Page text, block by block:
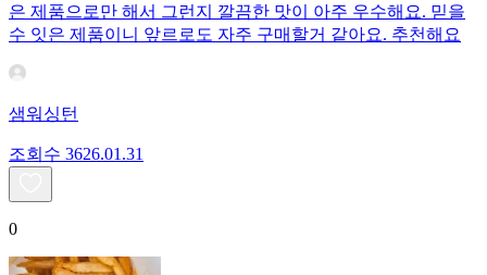
은 제품으로만 해서 그런지 깔끔한 맛이 아주 우수해요. 믿을
수 잇은 제품이니 앞르로도 자주 구매할거 같아요. 추천해요
샘워싱턴
조회수 3626.01.31
0